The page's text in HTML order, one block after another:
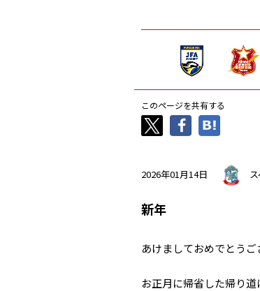
このページを共有する
2026年01月14日
新年
あけましておめでとう
お正月に帰省した帰り道